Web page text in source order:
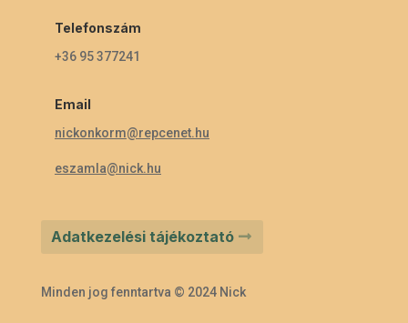
Telefonszám
+36 95 377241
Email
nickonkorm@repcenet.hu
eszamla@nick.hu
Adatkezelési tájékoztató
Minden jog fenntartva © 2024 Nick